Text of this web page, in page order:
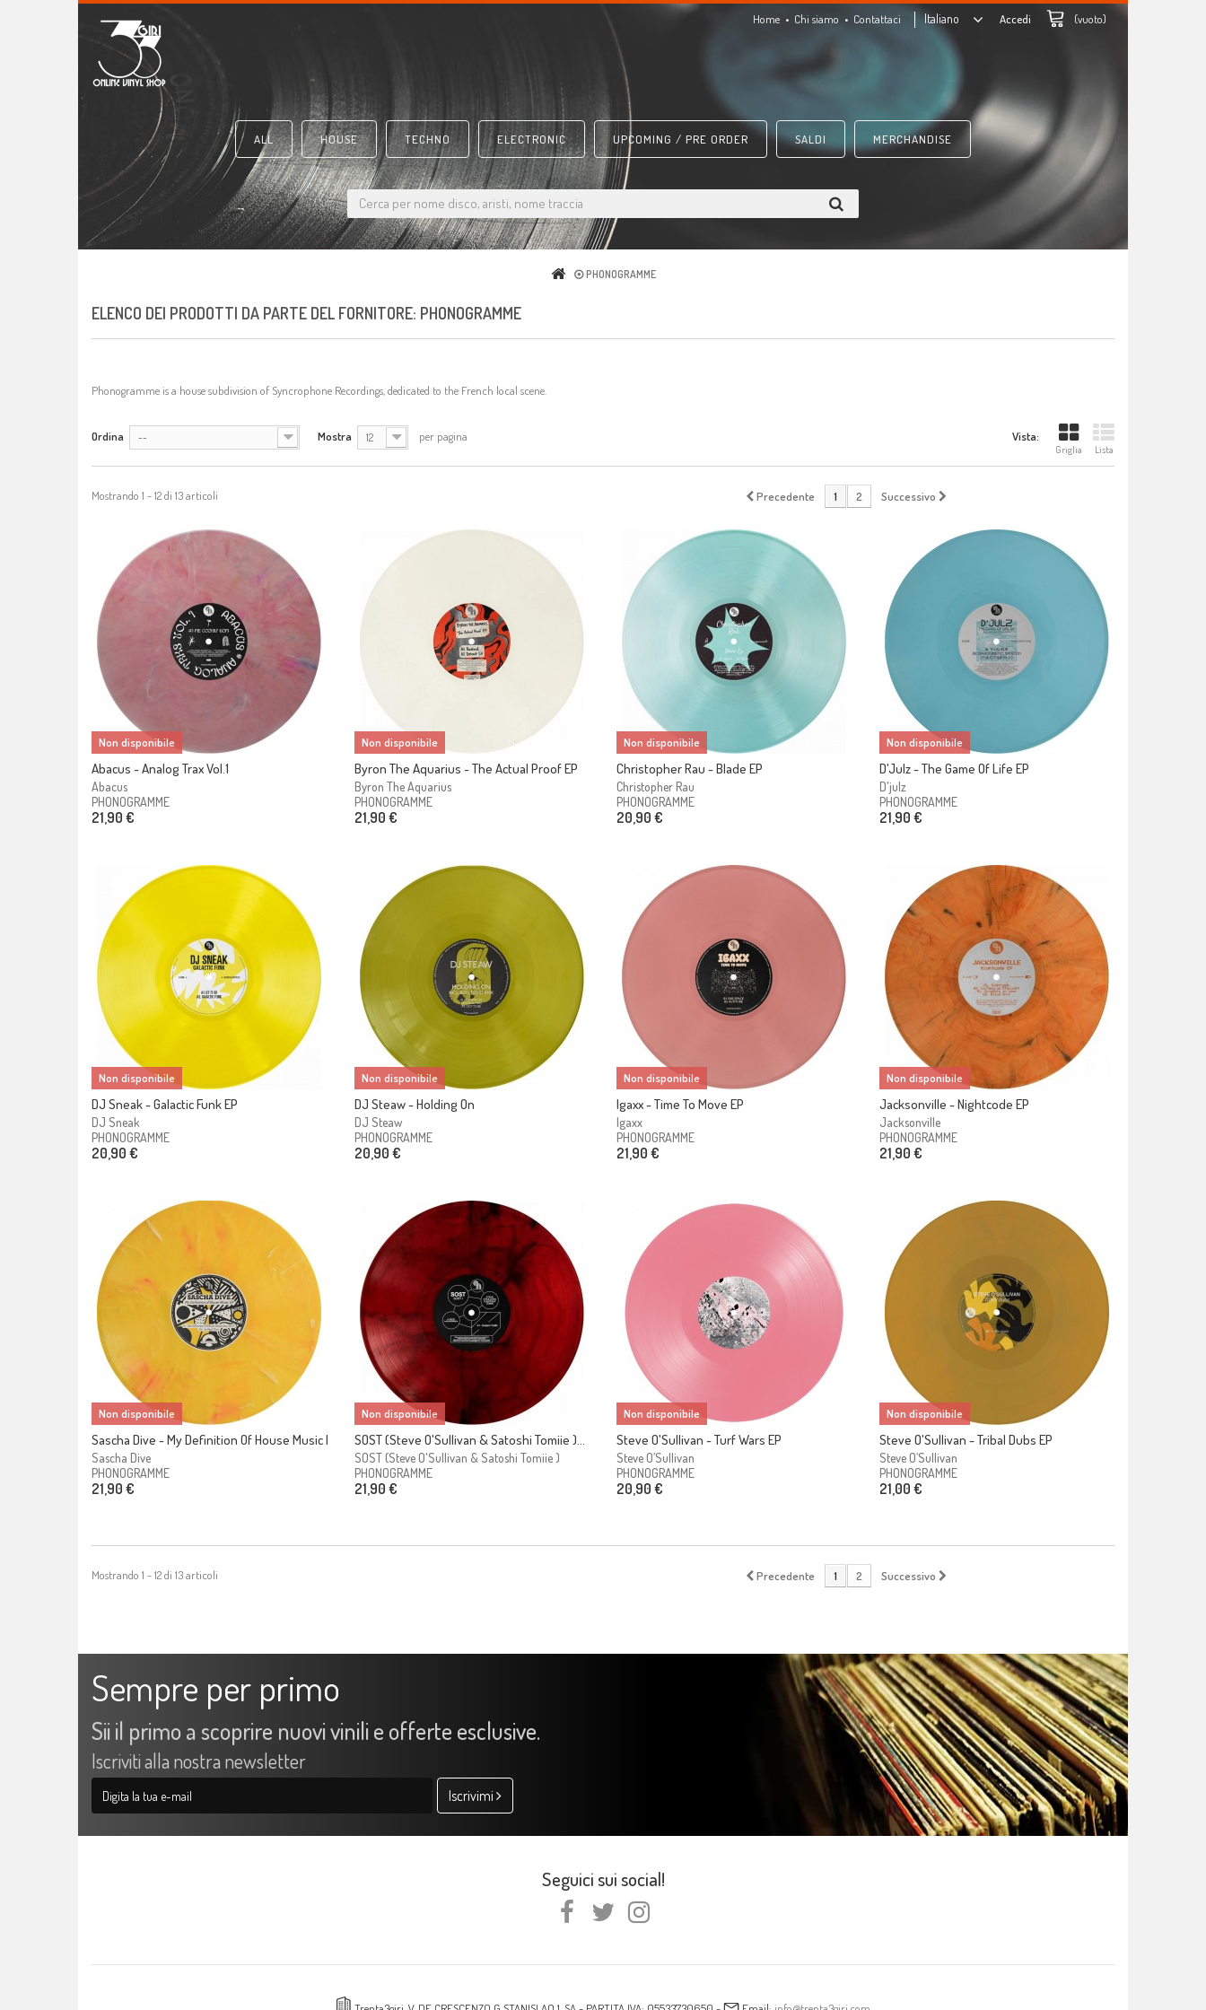
(vuoto)
Accedi
Italiano
Home Chi siamo Contattaci
ALL HOUSE TECHNO ELECTRONIC UPCOMING / PRE ORDER SALDI MERCHANDISE
PHONOGRAMME
ELENCO DEI PRODOTTI DA PARTE DEL FORNITORE: PHONOGRAMME
Phonogramme is a house subdivision of Syncrophone Recordings, dedicated to the French local scene.
Vista:
Griglia Lista
Ordina -- Mostra 12 per pagina
Precedente 1 2 Successivo
Mostrando 1 - 12 di 13 articoli
Non disponibile
Abacus - Analog Trax Vol.1
Abacus
PHONOGRAMME
21,90 €
Non disponibile
Byron The Aquarius - The Actual Proof EP
Byron The Aquarius
PHONOGRAMME
21,90 €
Non disponibile
Christopher Rau - Blade EP
Christopher Rau
PHONOGRAMME
20,90 €
Non disponibile
D'Julz - The Game Of Life EP
D'julz
PHONOGRAMME
21,90 €
Non disponibile
DJ Sneak - Galactic Funk EP
DJ Sneak
PHONOGRAMME
20,90 €
Non disponibile
DJ Steaw - Holding On
DJ Steaw
PHONOGRAMME
20,90 €
Non disponibile
Igaxx - Time To Move EP
Igaxx
PHONOGRAMME
21,90 €
Non disponibile
Jacksonville - Nightcode EP
Jacksonville
PHONOGRAMME
21,90 €
Non disponibile
Sascha Dive - My Definition Of House Music EP
Sascha Dive
PHONOGRAMME
21,90 €
Non disponibile
SOST (Steve O'Sullivan & Satoshi Tomiie )...
SOST (Steve O'Sullivan & Satoshi Tomiie )
PHONOGRAMME
21,90 €
Non disponibile
Steve O'Sullivan - Turf Wars EP
Steve O’Sullivan
PHONOGRAMME
20,90 €
Non disponibile
Steve O'Sullivan - Tribal Dubs EP
Steve O’Sullivan
PHONOGRAMME
21,00 €
Precedente 1 2 Successivo
Mostrando 1 - 12 di 13 articoli
Sempre per primo
Sii il primo a scoprire nuovi vinili e offerte esclusive.
Iscriviti alla nostra newsletter
Iscrivimi
Seguici sui social!